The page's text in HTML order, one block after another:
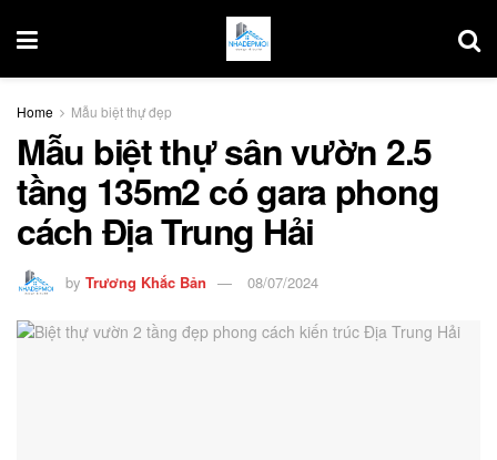
Home Mẫu biệt thự đẹp
Mẫu biệt thự sân vườn 2.5
tầng 135m2 có gara phong
cách Địa Trung Hải
by Trương Khắc Bản 08/07/2024